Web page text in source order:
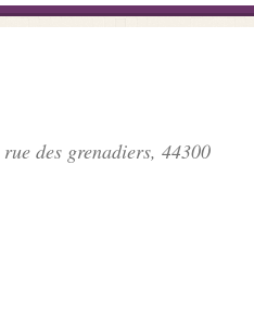
rue des grenadiers, 44300